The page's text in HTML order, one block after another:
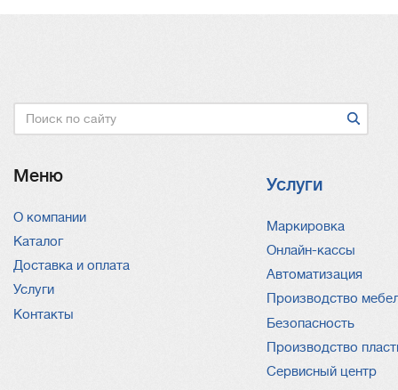
Поиск
Меню
О компании
Каталог
Доставка и оплата
Услуги
Контакты
Услуги
Услуги
Маркировка
Онлайн-кассы
Автоматизация
Производство
Безопасность
Производство
Сервисный центр